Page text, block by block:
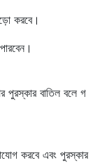
করবে।
বাতিল বলে গ
করবে এবং পুরস্কার